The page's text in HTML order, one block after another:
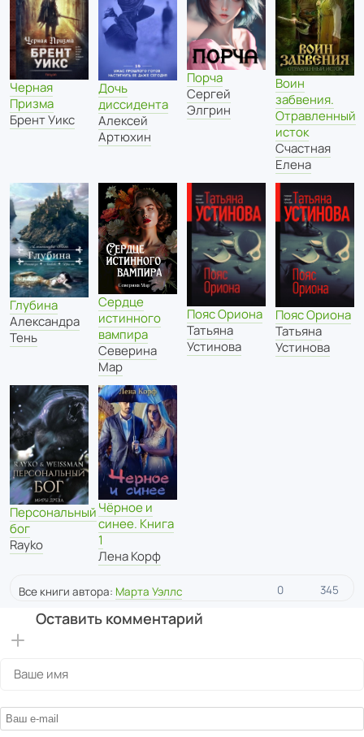
Черная
Призма
Брент Уикс
Дочь
диссидента
Алексей
Артюхин
Порча
Сергей
Элгрин
Воин
забвения.
Отравленный
исток
Счастная
Елена
Глубина
Александра
Тень
Сердце
истинного
вампира
Северина
Мар
Пояс Ориона
Татьяна
Устинова
Пояс Ориона
Татьяна
Устинова
Персональный
бог
Rayko
Чёрное и
синее. Книга
1
Лена Корф
Все книги автора: Марта Уэллс 0 345
Оставить комментарий